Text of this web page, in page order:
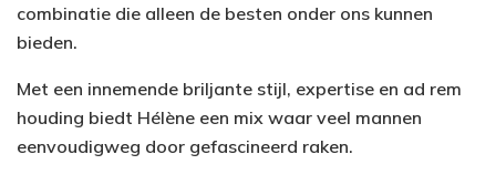
combinatie die alleen de besten onder ons kunnen
bieden.
Met een innemende briljante stijl, expertise en ad rem
houding biedt Hélène een mix waar veel mannen
eenvoudigweg door gefascineerd raken.